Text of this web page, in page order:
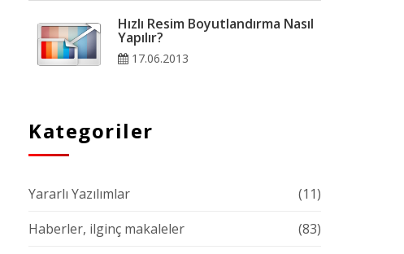
Hızlı Resim Boyutlandırma Nasıl
Yapılır?
17.06.2013
Kategoriler
Yararlı Yazılımlar
(11)
Haberler, ilginç makaleler
(83)